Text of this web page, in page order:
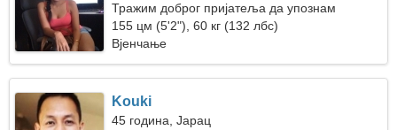
Тражим доброг пријатеља да упознам
155 цм (5'2"), 60 кг (132 лбс)
Вјенчање
Kouki
45 година, Јарац